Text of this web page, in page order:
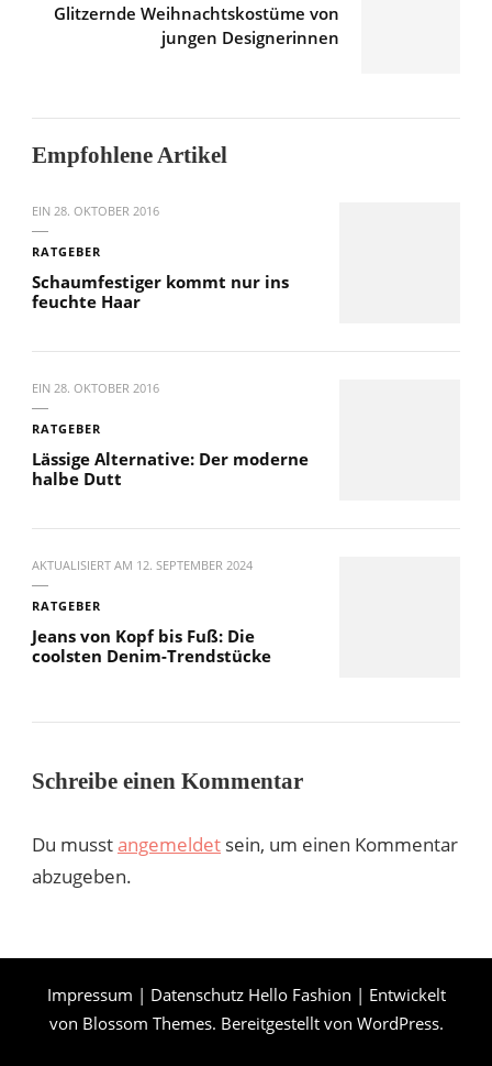
Glitzernde Weihnachtskostüme von
jungen Designerinnen
Empfohlene Artikel
EIN 28. OKTOBER 2016
RATGEBER
Schaumfestiger kommt nur ins
feuchte Haar
EIN 28. OKTOBER 2016
RATGEBER
Lässige Alternative: Der moderne
halbe Dutt
AKTUALISIERT AM 12. SEPTEMBER 2024
RATGEBER
Jeans von Kopf bis Fuß: Die
coolsten Denim-Trendstücke
Schreibe einen Kommentar
Du musstangemeldet sein, um einen Kommentar
abzugeben.
Impressum | DatenschutzHello Fashion | Entwickelt
von Blossom Themes. Bereitgestellt von WordPress.